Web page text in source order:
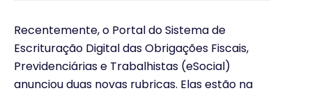
Recentemente, o Portal do Sistema de
Escrituração Digital das Obrigações Fiscais,
Previdenciárias e Trabalhistas (eSocial)
anunciou duas novas rubricas. Elas estão na